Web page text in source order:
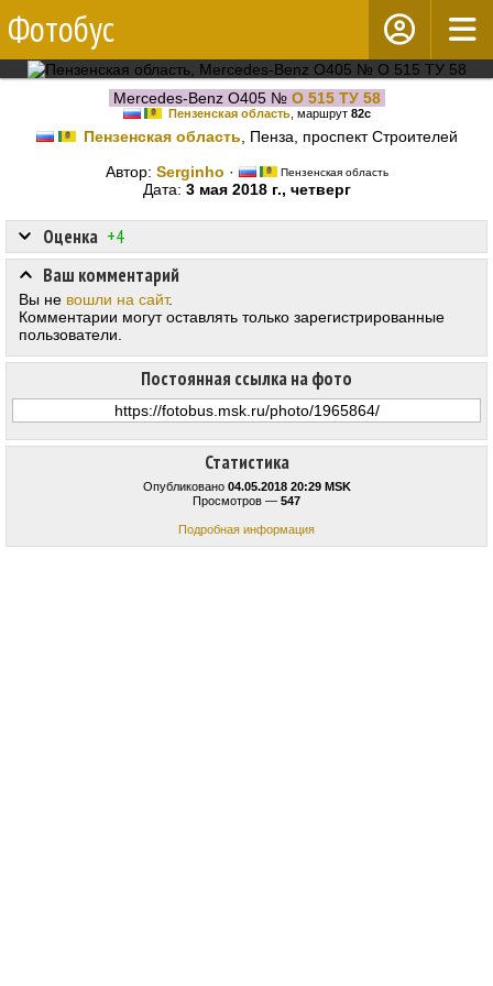
Фотобус
Mercedes-Benz O405 № О 515 ТУ 58
Пензенская область, маршрут 82с
Пензенская область , Пенза, проспект Строителей
Автор: Serginho · Пензенская область
Дата: 3 мая 2018 г., четверг
Статистика
Опубликовано 04.05.2018 20:29 MSK
Просмотров — 547
Подробная информация
Оценка +4
Постоянная ссылка на фото
Ваш комментарий
Вы не вошли на сайт.
Комментарии могут оставлять только зарегистрированные
пользователи.